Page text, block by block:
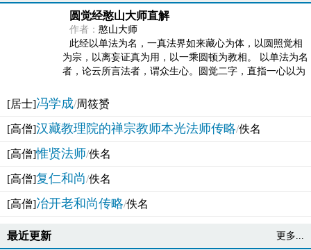
圆觉经憨山大师直解
作者： 憨山大师
此经以单法为名，一真法界如来藏心为体，以圆照觉相
为宗，以离妄证真为用，以一乘圆顿为教相。 以单法为名
者，论云所言法者，谓众生心。圆觉二字，直指一心以为
[居士]冯学成/周筱赟
[高僧]汉藏教理院的禅宗教师本光法师传略/佚名
[高僧]惟贤法师/佚名
[高僧]复仁和尚/佚名
[高僧]冶开老和尚传略/佚名
最近更新 更多...